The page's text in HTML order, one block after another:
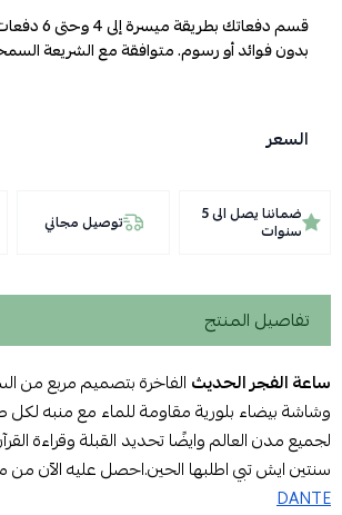
قسم دفعاتك بطريقة ميسرة إلى 4
بدون فوائد أو رسوم. متوافقة مع الشريعة
السعر
ضماننا يصل الى 5
سنوات توصيل مجاني
تفاصيل المنتج
ساعة الفجر الحديث الفاخرة بتصميم مربع من
وشاشة بيضاء بلورية مقاومة للماء مع منبه لكل
لجميع مدن العالم وايضًا تحديد القبلة وقراءة
سنتين ايش تبي اطلبها الحين.احصل عليه الآن من
DANTE